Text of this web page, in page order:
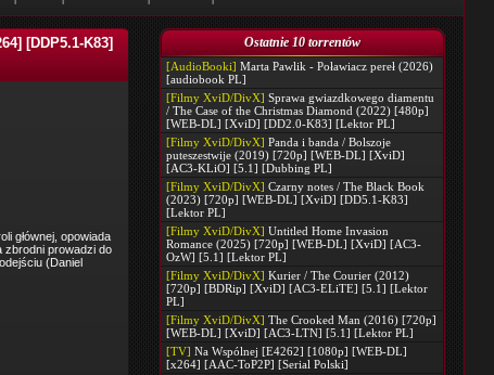
Ostatnie 10 torrentów
[AudioBooki] Marta Pawlik - Poławiacz pereł (2026)
[audiobook PL]
[Filmy XviD/DivX] Sprawa gwiazdkowego diamentu
/ The Case of the Christmas Diamond (2022) [480p]
[WEB-DL] [XviD] [DD2.0-K83] [Lektor PL]
[Filmy XviD/DivX] Panda i banda / Bolszoje
puteszestwije (2019) [720p] [WEB-DL] [XviD]
[AC3-KLiO] [5.1] [Dubbing PL]
[Filmy XviD/DivX] Czarny notes / The Black Book
(2023) [720p] [WEB-DL] [XviD] [DD5.1-K83]
[Lektor PL]
[Filmy XviD/DivX] Untitled Home Invasion
Romance (2025) [720p] [WEB-DL] [XviD] [AC3-
OzW] [5.1] [Lektor PL]
[Filmy XviD/DivX] Kurier / The Courier (2012)
[720p] [BDRip] [XviD] [AC3-ELiTE] [5.1] [Lektor
PL]
[Filmy XviD/DivX] The Crooked Man (2016) [720p]
[WEB-DL] [XviD] [AC3-LTN] [5.1] [Lektor PL]
[TV] Na Wspólnej [E4262] [1080p] [WEB-DL]
[x264] [AAC-ToP2P] [Serial Polski]
[DDP5.1-K83]
głównej, opowiada
zbrodni prowadzi do
(Daniel